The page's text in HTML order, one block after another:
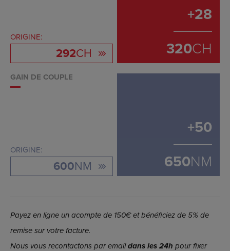
ORIGINE:
292CH
+28
320CH
GAIN DE COUPLE
ORIGINE:
600NM
+50
650NM
Payez en ligne un acompte de 150€ et bénéficiez de 5% de
remise sur votre facture.
Nous vous recontactons par emaildans les 24h pour fixer